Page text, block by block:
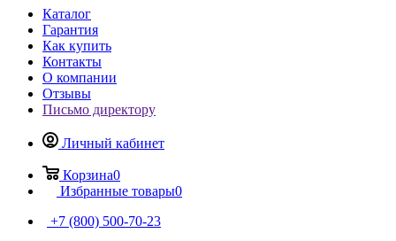
Каталог
Гарантия
Как купить
Контакты
О компании
Отзывы
Письмо директору
Личный кабинет
Корзина0
Избранные товары0
+7 (800) 500-70-23